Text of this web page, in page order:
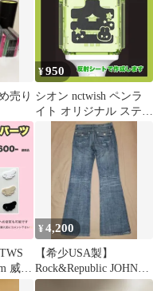
売り
¥950
シオン nctwish ペンラ
イト オリジナル ステッ
威神
ラ
¥4,200
【希少USA製】
Rock&Republic JOHNNY
フレアデニム 29